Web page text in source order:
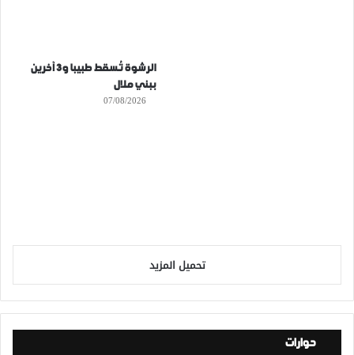
الرشوة تُسقط طبيبا و3 آخرين
ببني ملال
07/08/2026
تحميل المزيد
حوارات